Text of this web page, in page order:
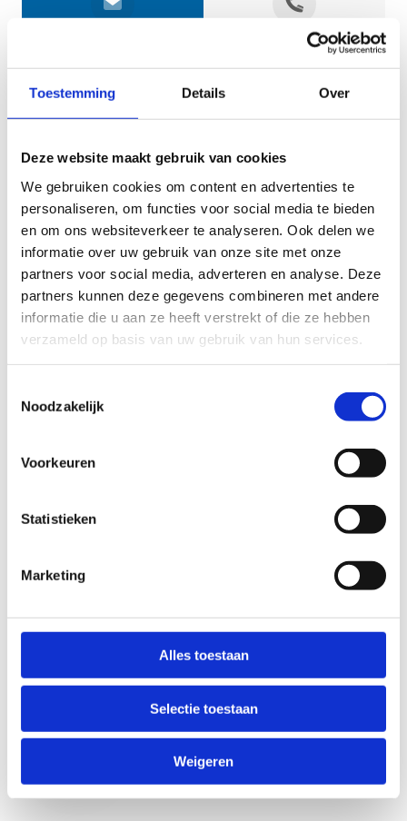
Toestemming Details Over
Deze website maakt gebruik van cookies
We gebruiken cookies om content en advertenties te
personaliseren, om functies voor social media te bieden
en om ons websiteverkeer te analyseren. Ook delen we
informatie over uw gebruik van onze site met onze
partners voor social media, adverteren en analyse. Deze
partners kunnen deze gegevens combineren met andere
informatie die u aan ze heeft verstrekt of die ze hebben
verzameld op basis van uw gebruik van hun services.
Noodzakelijk
Voorkeuren
Statistieken
Marketing
Alles toestaan
Selectie toestaan
Weigeren
Geef aan tot welk domein jouw vraag behoort
KIES EEN DOMEIN
Jouw vraag
Anti-Robot Verification
Click to start verification
Verzend